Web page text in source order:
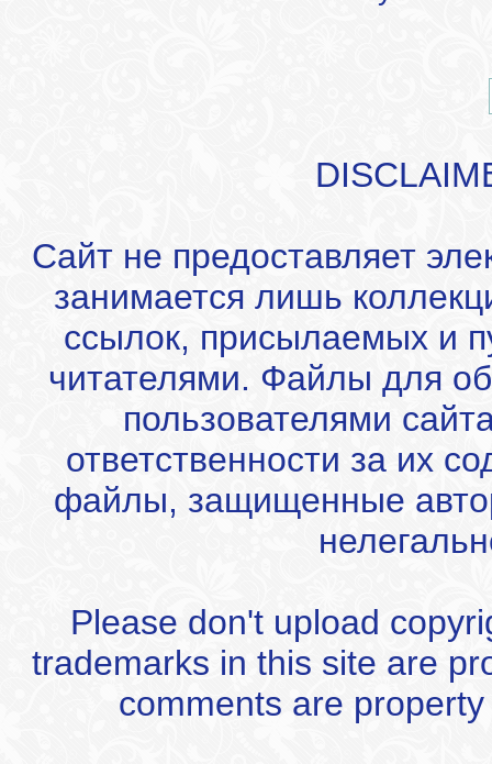
Сайт не предоставляет
занимается лишь
ссылок, присылаемых и
читателями. Файлы для
пользователями
ответственности за их
файлы, защищенные
Please don't upload
trademarks in this site are
comments are